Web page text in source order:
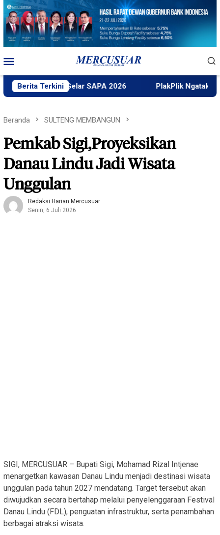
Loncat
konten
Mobile
Berita Terkini
Untad Gelar SAPA 2026 PlakPlik Ngataku Dukung
Beranda SULTENG MEMBANGUN
Pemkab Sigi,Proyeksikan
Danau Lindu Jadi Wisata
Unggulan
Redaksi Harian Mercusuar
Senin, 6 Juli 2026
SIGI, MERCUSUAR – Bupati Sigi, Mohamad Rizal Intjenae
menargetkan kawasan Danau Lindu menjadi destinasi wisata
unggulan pada tahun 2027 mendatang. Target tersebut akan
diwujudkan secara bertahap melalui penyelenggaraan Festival
Danau Lindu (FDL), penguatan infrastruktur, serta penambahan
berbagai atraksi wisata.